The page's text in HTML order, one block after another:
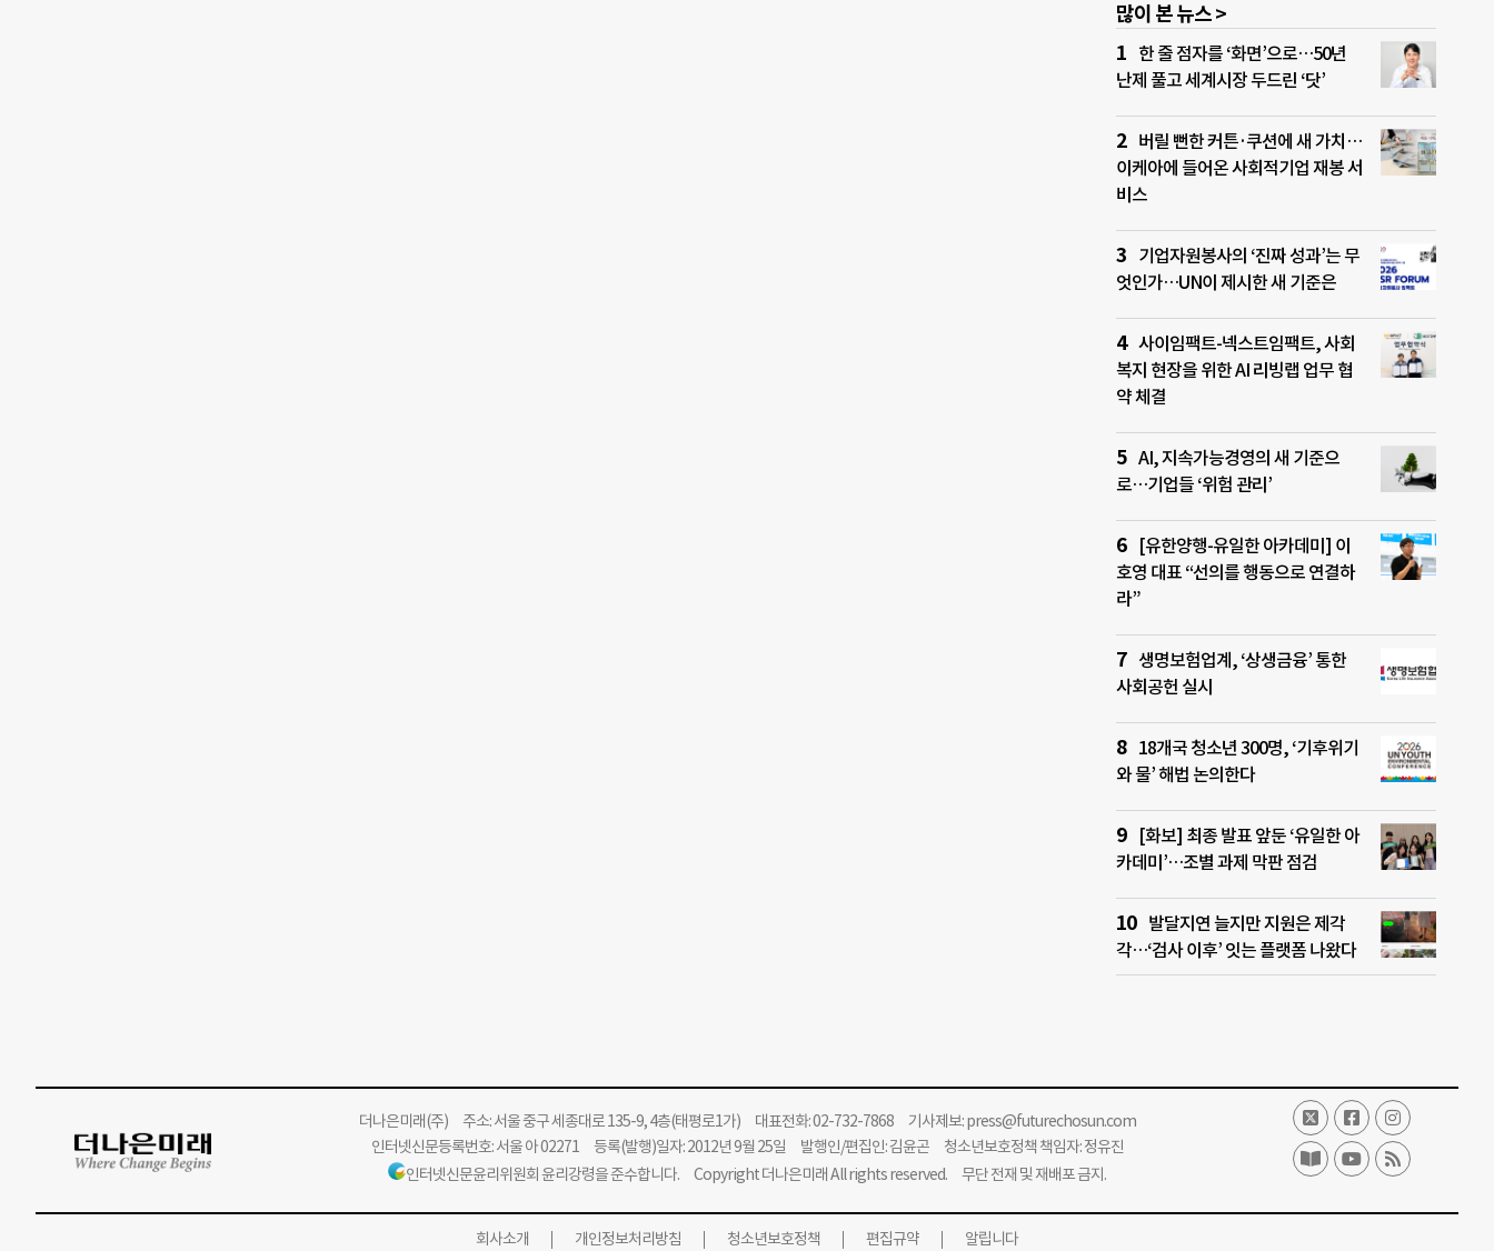
많이 본 뉴스 >
한 줄 점자를 ‘화면’으로…50년
난제 풀고 세계시장 두드린 ‘닷’
버릴 뻔한 커튼·쿠션에 새 가치…
이케아에 들어온 사회적기업 재봉 서
비스
기업자원봉사의 ‘진짜 성과’는 무
엇인가…UN이 제시한 새 기준은
사이임팩트-넥스트임팩트, 사회
복지 현장을 위한 AI 리빙랩 업무 협
약 체결
AI, 지속가능경영의 새 기준으
로…기업들 ‘위험 관리’
[유한양행-유일한 아카데미] 이
호영 대표 “선의를 행동으로 연결하
라”
생명보험업계, ‘상생금융’ 통한
사회공헌 실시
18개국 청소년 300명, ‘기후위기
와 물’ 해법 논의한다
[화보] 최종 발표 앞둔 ‘유일한 아
카데미’…조별 과제 막판 점검
발달지연 늘지만 지원은 제각
각…‘검사 이후’ 잇는 플랫폼 나왔다
더나은미래(주)주소: 서울 중구 세종대로 135-9, 4층(태평로1가) 대표전화: 02-732-7868 기사제보:press@futurechosun.com
인터넷신문등록번호: 서울 아 02271 등록(발행)일자: 2012년 9월 25일 발행인/편집인: 김윤곤 청소년보호정책 책임자: 정유진
인터넷신문윤리위원회 윤리강령을 준수합니다. Copyright 더나은미래 All rights reserved. 무단 전재 및 재배포 금지.
회사소개 개인정보처리방침 청소년보호정책 편집규약 알립니다